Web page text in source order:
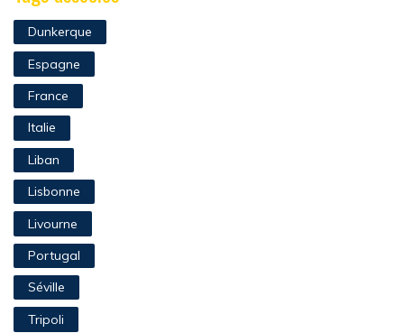
Dunkerque
Espagne
France
Italie
Liban
Lisbonne
Livourne
Portugal
Séville
Tripoli